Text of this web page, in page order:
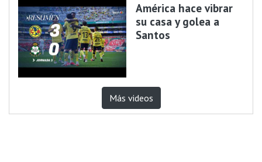
América hace vibrar
su casa y golea a
Santos
Más videos